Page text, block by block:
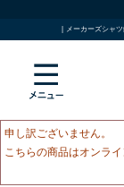
| メーカーズシャ
申し訳ございません。
こちらの商品はオンラ